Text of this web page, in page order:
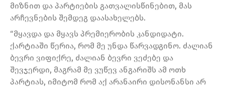
მიზნით და პარტიების გათვალისწინებით, მას
არჩევნების შემდეგ დაასახელებს.
“მყავდა და მყავს პრემიერობის კანდიდატი.
ქარტიაში წერია, რომ მე უნდა წარვადგინო. ძალიან
ბევრი ვიფიქრე, ძალიან ბევრი ვეძებე და
შევჯერდი, მაგრამ მე ვუწევ ანგარიშს ამ ოთხ
პარტიას, იმიტომ რომ აქ არანაირი დისონანსი არ